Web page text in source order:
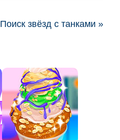
Поиск звёзд с танками »